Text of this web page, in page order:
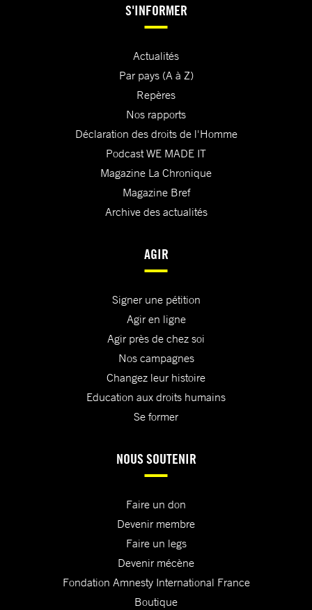
S'INFORMER
Actualités
Par pays (A à Z)
Repères
Nos rapports
Déclaration des droits de l'Homme
Podcast WE MADE IT
Magazine La Chronique
Magazine Bref
Archive des actualités
AGIR
Signer une pétition
Agir en ligne
Agir près de chez soi
Nos campagnes
Changez leur histoire
Education aux droits humains
Se former
NOUS SOUTENIR
Faire un don
Devenir membre
Faire un legs
Devenir mécène
Fondation Amnesty International France
Boutique